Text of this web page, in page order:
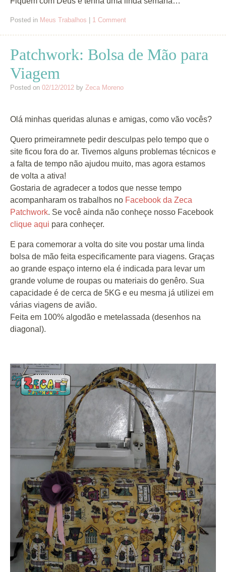
Posted in Meus Trabalhos | 1 Comment
Patchwork: Bolsa de Mão para
Viagem
Posted on 02/12/2012 by Zeca Moreno
Olá minhas queridas alunas e amigas, como vão vocês?
Quero primeiramnete pedir desculpas pelo tempo que o
site ficou fora do ar. Tivemos alguns problemas técnicos e
a falta de tempo não ajudou muito, mas agora estamos
de volta a ativa!
Gostaria de agradecer a todos que nesse tempo
acompanharam os trabalhos no Facebook da Zeca
Patchwork. Se você ainda não conheçe nosso Facebook
clique aqui para conheçer.
E para comemorar a volta do site vou postar uma linda
bolsa de mão feita especificamente para viagens. Graças
ao grande espaço interno ela é indicada para levar um
grande volume de roupas ou materiais do genêro. Sua
capacidade é de cerca de 5KG e eu mesma já utilizei em
várias viagens de avião.
Feita em 100% algodão e metelassada (desenhos na
diagonal).